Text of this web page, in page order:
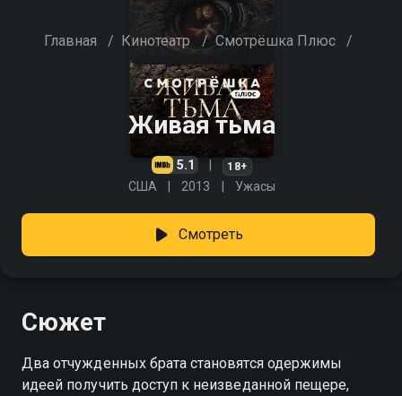
Главная / Кинотеатр / Смотрёшка Плюс /
Живая тьма
5.1 18+
США 2013 Ужасы
Смотреть
Сюжет
Два отчужденных брата становятся одержимы
идеей получить доступ к неизведанной пещере,